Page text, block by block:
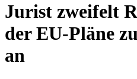
Jurist zweifelt
der EU-Pläne
an